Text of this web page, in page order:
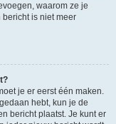
waarom ze je
is niet meer
je er eerst één maken.
hebt, kun je de
bericht plaatst. Je kunt er